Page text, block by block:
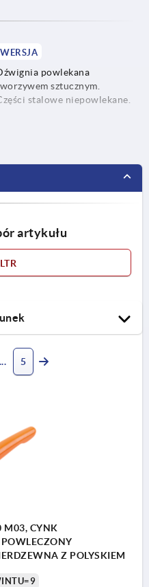
WERSJA
powlekana
sztucznym.
stalowe niepowlekane.
artykułu
5
M03, CYNK
Z POLYSKIEM